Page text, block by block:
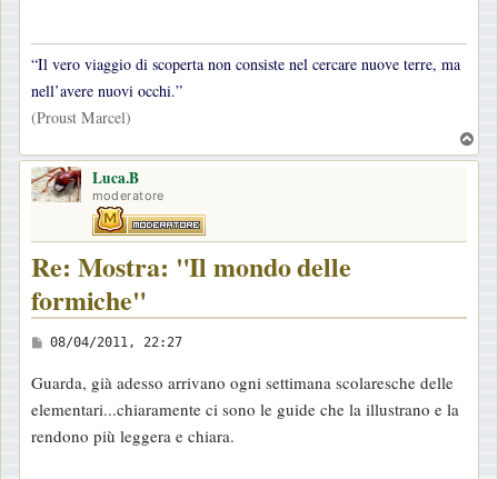
a
g
g
i
“Il vero viaggio di scoperta non consiste nel cercare nuove terre, ma
nell’avere nuovi occhi.”
(Proust Marcel)
o
Luca.B
moderatore
Re: Mostra: "Il mondo delle
formiche"
M
s
s
a
08/04/2011, 22:27
Guarda, già adesso arrivano ogni settimana scolaresche delle
elementari...chiaramente ci sono le guide che la illustrano e la
rendono più leggera e chiara.